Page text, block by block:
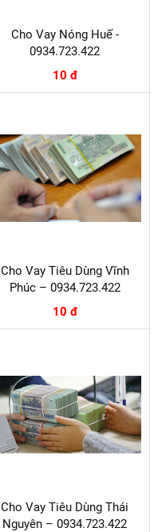
Cho Vay Nóng Huế -
0934.723.422
10 đ
Cho Vay Tiêu Dùng Vĩnh
Phúc – 0934.723.422
10 đ
Cho Vay Tiêu Dùng Thái
Nguyên – 0934.723.422